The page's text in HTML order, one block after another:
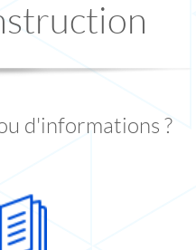
d'informations ?